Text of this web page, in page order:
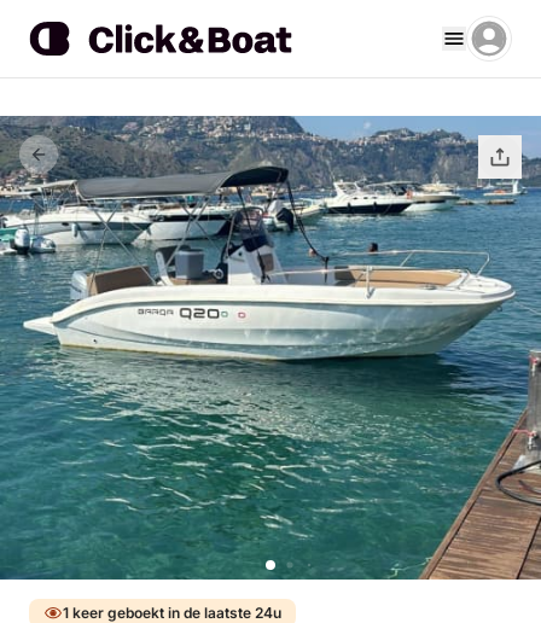
1 keer geboekt in de laatste 24u